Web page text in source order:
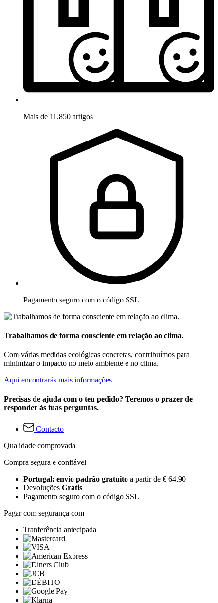
Mais de 11.850 artigos
Pagamento seguro com o código SSL
Trabalhamos de forma consciente em relação ao clima.
Com várias medidas ecológicas concretas, contribuímos para
minimizar o impacto no meio ambiente e no clima.
Aqui encontrarás mais informações.
Precisas de ajuda com o teu pedido? Teremos o prazer de
responder às tuas perguntas.
Contacto
Qualidade comprovada
Compra segura e confiável
Portugal: envio padrão gratuito a partir de € 64,90
Devoluções Grátis
Pagamento seguro com o código SSL
Pagar com segurança com
Tranferência antecipada